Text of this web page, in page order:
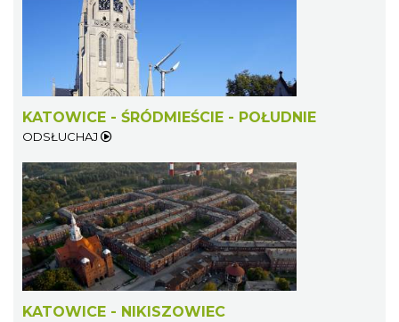
KATOWICE - ŚRÓDMIEŚCIE - POŁUDNIE
ODSŁUCHAJ
KATOWICE - NIKISZOWIEC